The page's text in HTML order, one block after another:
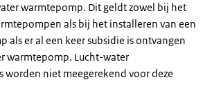
warmtepomp. Dit geldt zowel bij het
als bij het installeren van een
als er al een keer subsidie is ontvangen
warmtepomp. Lucht-water
niet meegerekend voor deze